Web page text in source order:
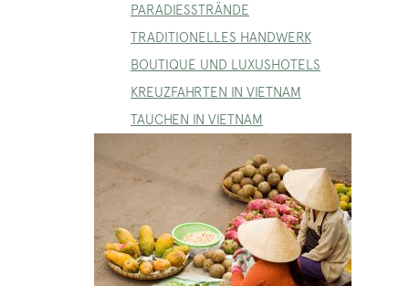
PARADIESSTRÄNDE
TRADITIONELLES HANDWERK
BOUTIQUE UND LUXUSHOTELS
KREUZFAHRTEN IN VIETNAM
TAUCHEN IN VIETNAM